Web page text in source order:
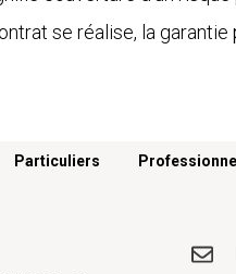
se réalise, la
Particuliers